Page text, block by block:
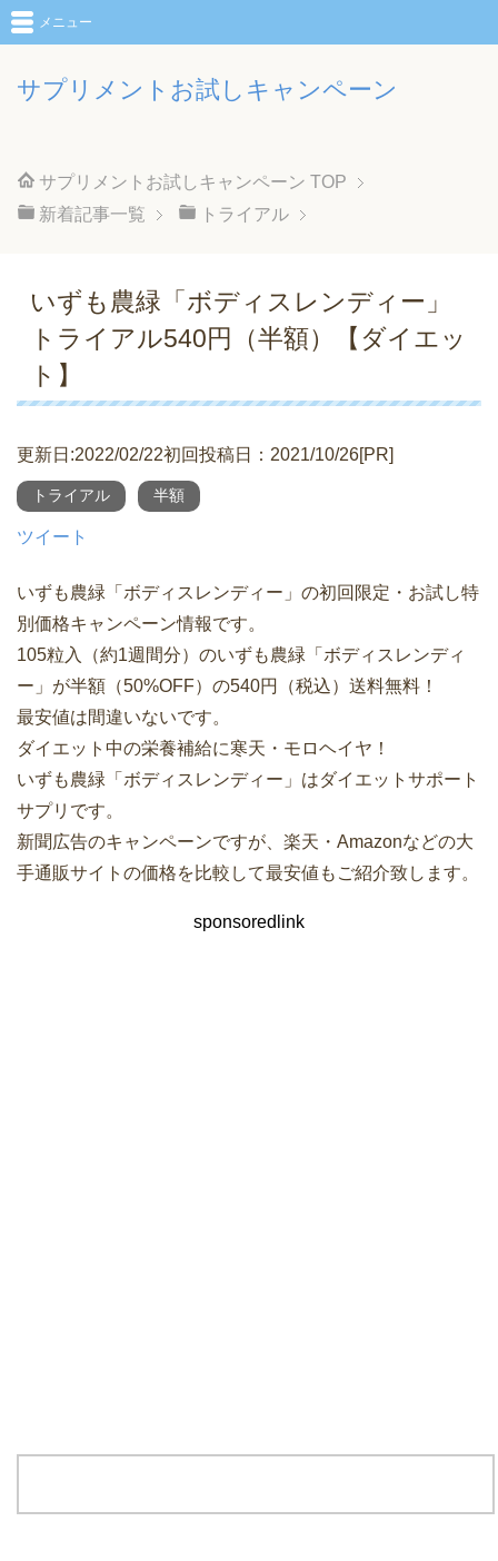
サプリメントお試しキャンペーン
メニュー
サプリメントお試しキャンペーン TOP
新着記事一覧
トライアル
いずも農緑「ボディスレンディー」
トライアル540円（半額）【ダイエッ
ト】
更新日:2022/02/22初回投稿日：2021/10/26[PR]
トライアル 半額
ツイート
いずも農緑「ボディスレンディー」の初回限定・お試し特
別価格キャンペーン情報です。
105粒入（約1週間分）のいずも農緑「ボディスレンディ
ー」が半額（50%OFF）の540円（税込）送料無料！
最安値は間違いないです。
ダイエット中の栄養補給に寒天・モロヘイヤ！
いずも農緑「ボディスレンディー」はダイエットサポート
サプリです。
新聞広告のキャンペーンですが、楽天・Amazonなどの大
手通販サイトの価格を比較して最安値もご紹介致します。
sponsoredlink